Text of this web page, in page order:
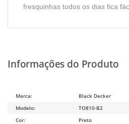
fresquinhas todos os dias fica
Marca:
Black Decker
Modelo:
TO810-B2
Cor:
Preto